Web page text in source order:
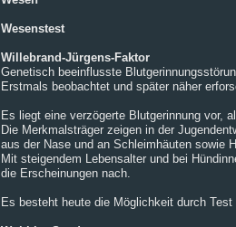
Wesenstest
Willebrand-Jürgens-Faktor
Genetisch beeinflusste
Erstmals beobachtet und später näher
Es liegt eine verzögerte Blutgerinnung vor,
Die Merkmalsträger zeigen in der
aus der Nase und an Schleimhäuten sowie
Mit steigendem Lebensalter und bei
die Erscheinungen nach.
Es besteht heute die Möglichkeit durch